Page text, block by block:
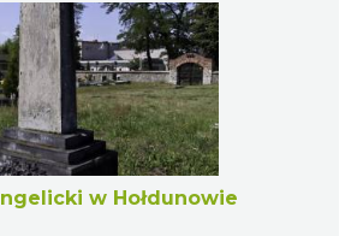
w Hołdunowie